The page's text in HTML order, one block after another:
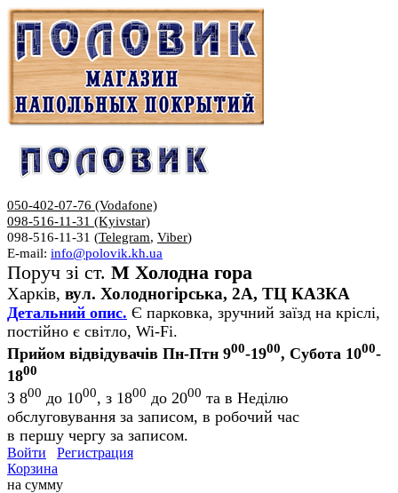
050-402-07-76 (Vodafone)
098-516-11-31 (Kyivstar)
098-516-11-31 (Telegram, Viber)
E-mail: info@polovik.kh.ua
Поруч зі ст. М Холодна гора
Харків, вул. Холодногірська, 2А, ТЦ КАЗКА
Детальний опис. Є парковка, зручний заїзд на кріслі,
постійно є світло, Wi-Fi.
Прийом відвідувачів Пн-Птн 900-1900, Субота 1000-
1800
З 800 до 1000, з 1800 до 2000 та в Неділю
обслуговування за записом, в робочий час
в першу чергу за записом.
Войти
Регистрация
Корзина
на сумму